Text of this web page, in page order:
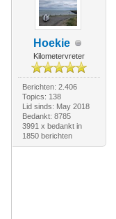
Hoekie
Kilometervreter
Berichten: 2.406
Topics: 138
Lid sinds: May 2018
Bedankt: 8785
3991 x bedankt in
1850 berichten